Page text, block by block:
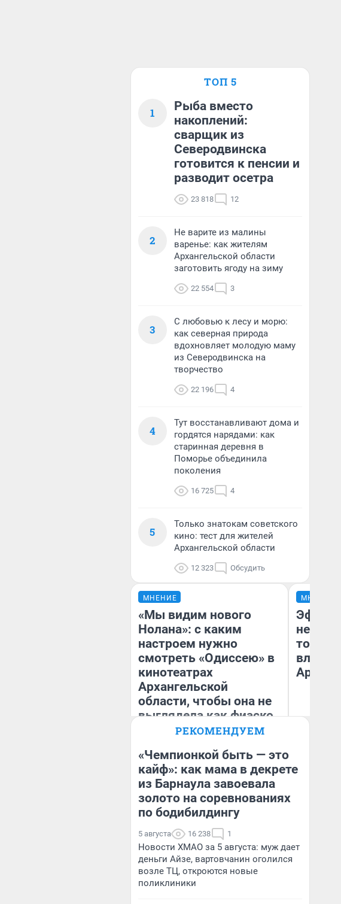
ТОП 5
1
Рыба вместо
накоплений:
сварщик из
Северодвинска
готовится к пенсии и
разводит осетра
23 818 12
2
Не варите из малины
варенье: как жителям
Архангельской области
заготовить ягоду на зиму
22 554 3
3
С любовью к лесу и морю:
как северная природа
вдохновляет молодую маму
из Северодвинска на
творчество
22 196 4
4
Тут восстанавливают дома и
гордятся нарядами: как
старинная деревня в
Поморье объединила
поколения
16 725 4
5
Только знатокам советского
кино: тест для жителей
Архангельской области
12 323 Обсудить
МНЕНИЕ
«Мы видим нового
Нолана»: с каким
настроем нужно
смотреть «Одиссею» в
кинотеатрах
Архангельской
области, чтобы она не
выглядела как фиаско
Надежда Губарь
МНЕНИЕ
не
РЕКОМЕНДУЕМ
«Чемпионкой быть — это
кайф»: как мама в декрете
из Барнаула завоевала
золото на соревнованиях
по бодибилдингу
5 августа 16 238 1
Новости ХМАО за 5 августа: муж дает
деньги Айзе, вартовчанин оголился
возле ТЦ, откроются новые
поликлиники